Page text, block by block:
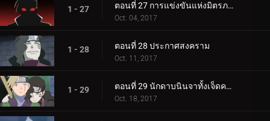
1 - 27 ตอนที่ 27 การแข่งขันแห่งมิตรภาพของชิโนบิ
Oct. 04, 2017
1 - 28 ตอนที่ 28 ประกาศสงคราม
Oct. 11, 2017
1 - 29 ตอนที่ 29 นักดาบนินจาทั้งเจ็ดคนใหม่!
Oct. 18, 2017